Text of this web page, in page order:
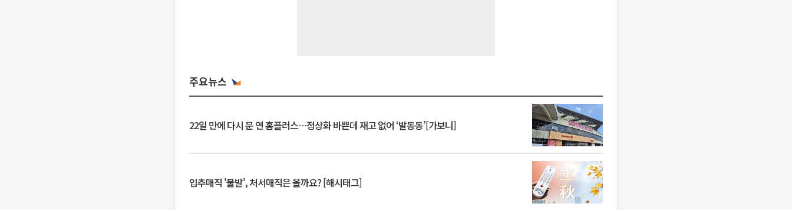
주요뉴스
22일 만에 다시 문 연 홈플러스…정상화 바쁜데 재고 없어 ‘발동동’[가보니]
입추매직 '불발', 처서매직은 올까요? [해시태그]